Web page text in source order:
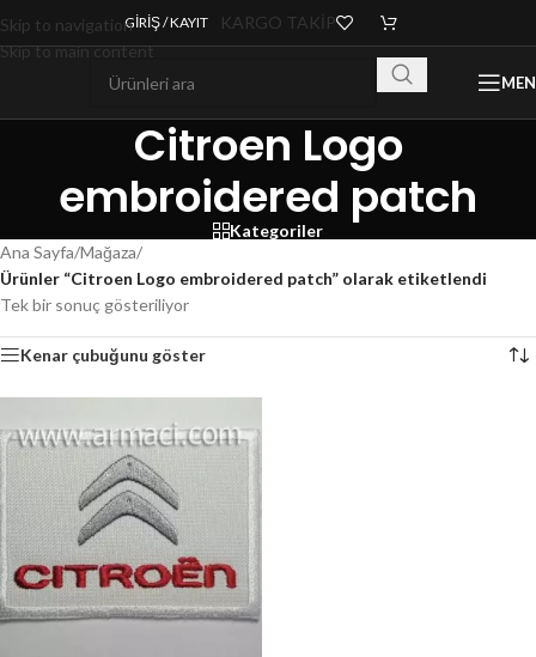
Skip to navigation
Skip to main content
GIRIŞ / KAYIT KARGO TAKİP
Citroen Logo
embroidered patch
Kategoriler
Ana Sayfa/Mağaza/
Ürünler “Citroen Logo embroidered patch” olarak etiketlendi
Tek bir sonuç gösteriliyor
Kenar çubuğunu göster